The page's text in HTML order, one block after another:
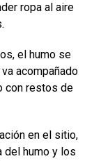
ropa al aire
el humo se
acompañado
con restos de
en el sitio,
del humo y los